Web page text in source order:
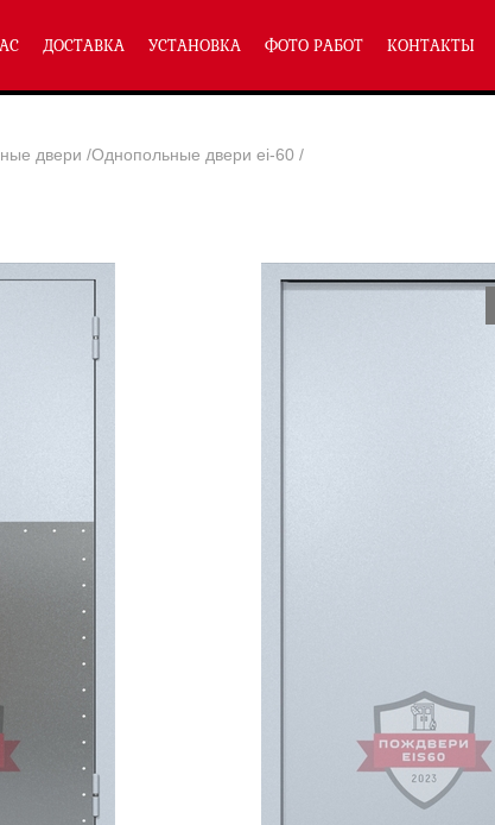
двери ei-60
двери ei-60
двери ei-60
ei-60 для медицинских учреждений
ДОСТАВКА УСТАНОВКА ФОТО РАБОТ КОНТАКТЫ
двери /Однопольные двери ei-60 /